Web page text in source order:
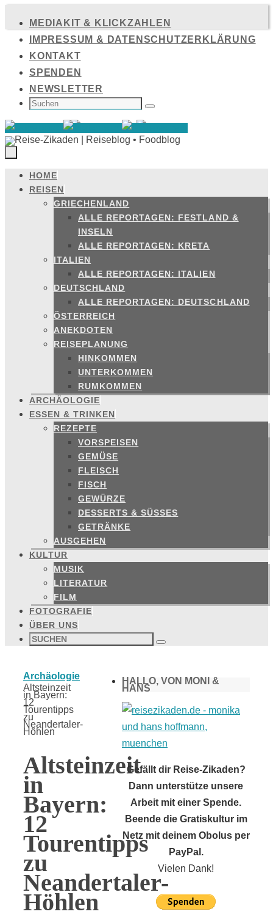
Inhalt
springen
MEDIAKIT & KLICKZAHLEN
IMPRESSUM & DATENSCHUTZERKLÄRUNG
KONTAKT
SPENDEN
NEWSLETTER
SUCHEN
NACH: Suchen
Zum
Inhalt
springen
HOME
REISEN
GRIECHENLAND
ALLE REPORTAGEN: FESTLAND &
INSELN
ALLE REPORTAGEN: KRETA
ITALIEN
ALLE REPORTAGEN: ITALIEN
DEUTSCHLAND
ALLE REPORTAGEN: DEUTSCHLAND
ÖSTERREICH
ANEKDOTEN
REISEPLANUNG
HINKOMMEN
UNTERKOMMEN
RUMKOMMEN
ARCHÄOLOGIE
ESSEN & TRINKEN
REZEPTE
VORSPEISEN
GEMÜSE
FLEISCH
FISCH
GEWÜRZE
DESSERTS & SÜSSES
GETRÄNKE
AUSGEHEN
KULTUR
MUSIK
LITERATUR
FILM
FOTOGRAFIE
ÜBER UNS
Suchen
nach: Suchen
Start
Archäologie
Altsteinzeit
in Bayern:
12
Tourentipps
zu
Neandertaler-
Höhlen
Altsteinzeit
in
Bayern:
12
Tourentipps
zu
Neandertaler-
Höhlen
HALLO, VON MONI &
HANS
Gefällt dir Reise-Zikaden?
Dann unterstütze unsere
Arbeit mit einer Spende.
Beende die Gratiskultur im
Netz mit deinem Obolus per
PayPal.
Vielen Dank!